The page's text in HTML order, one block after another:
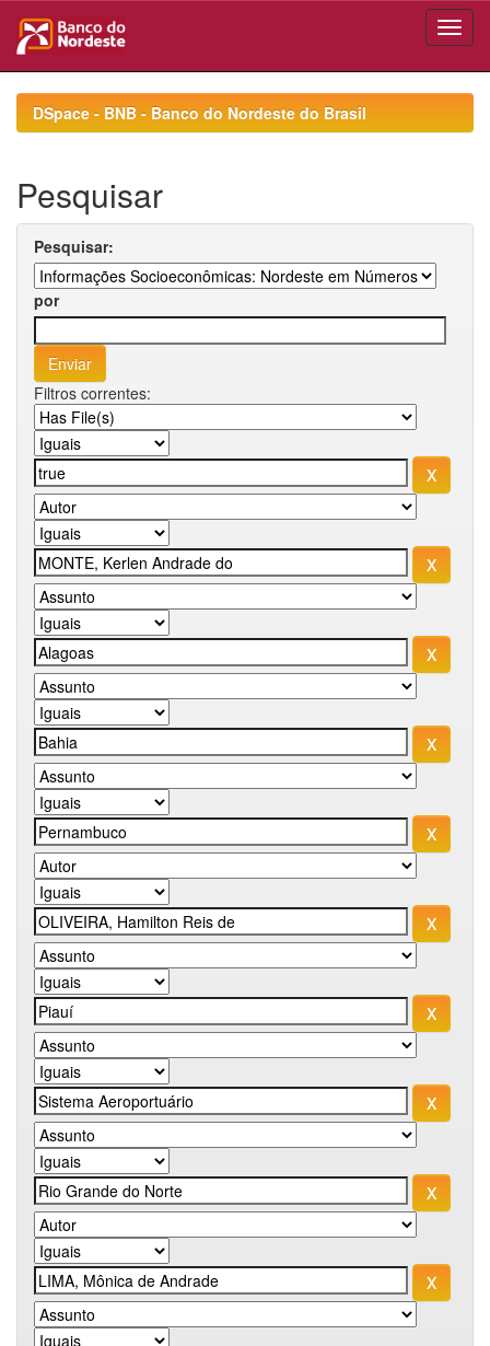
navigationDSpace - BNB - Banco do Nordeste do Brasil
Pesquisar
Pesquisar:
por
Filtros correntes: